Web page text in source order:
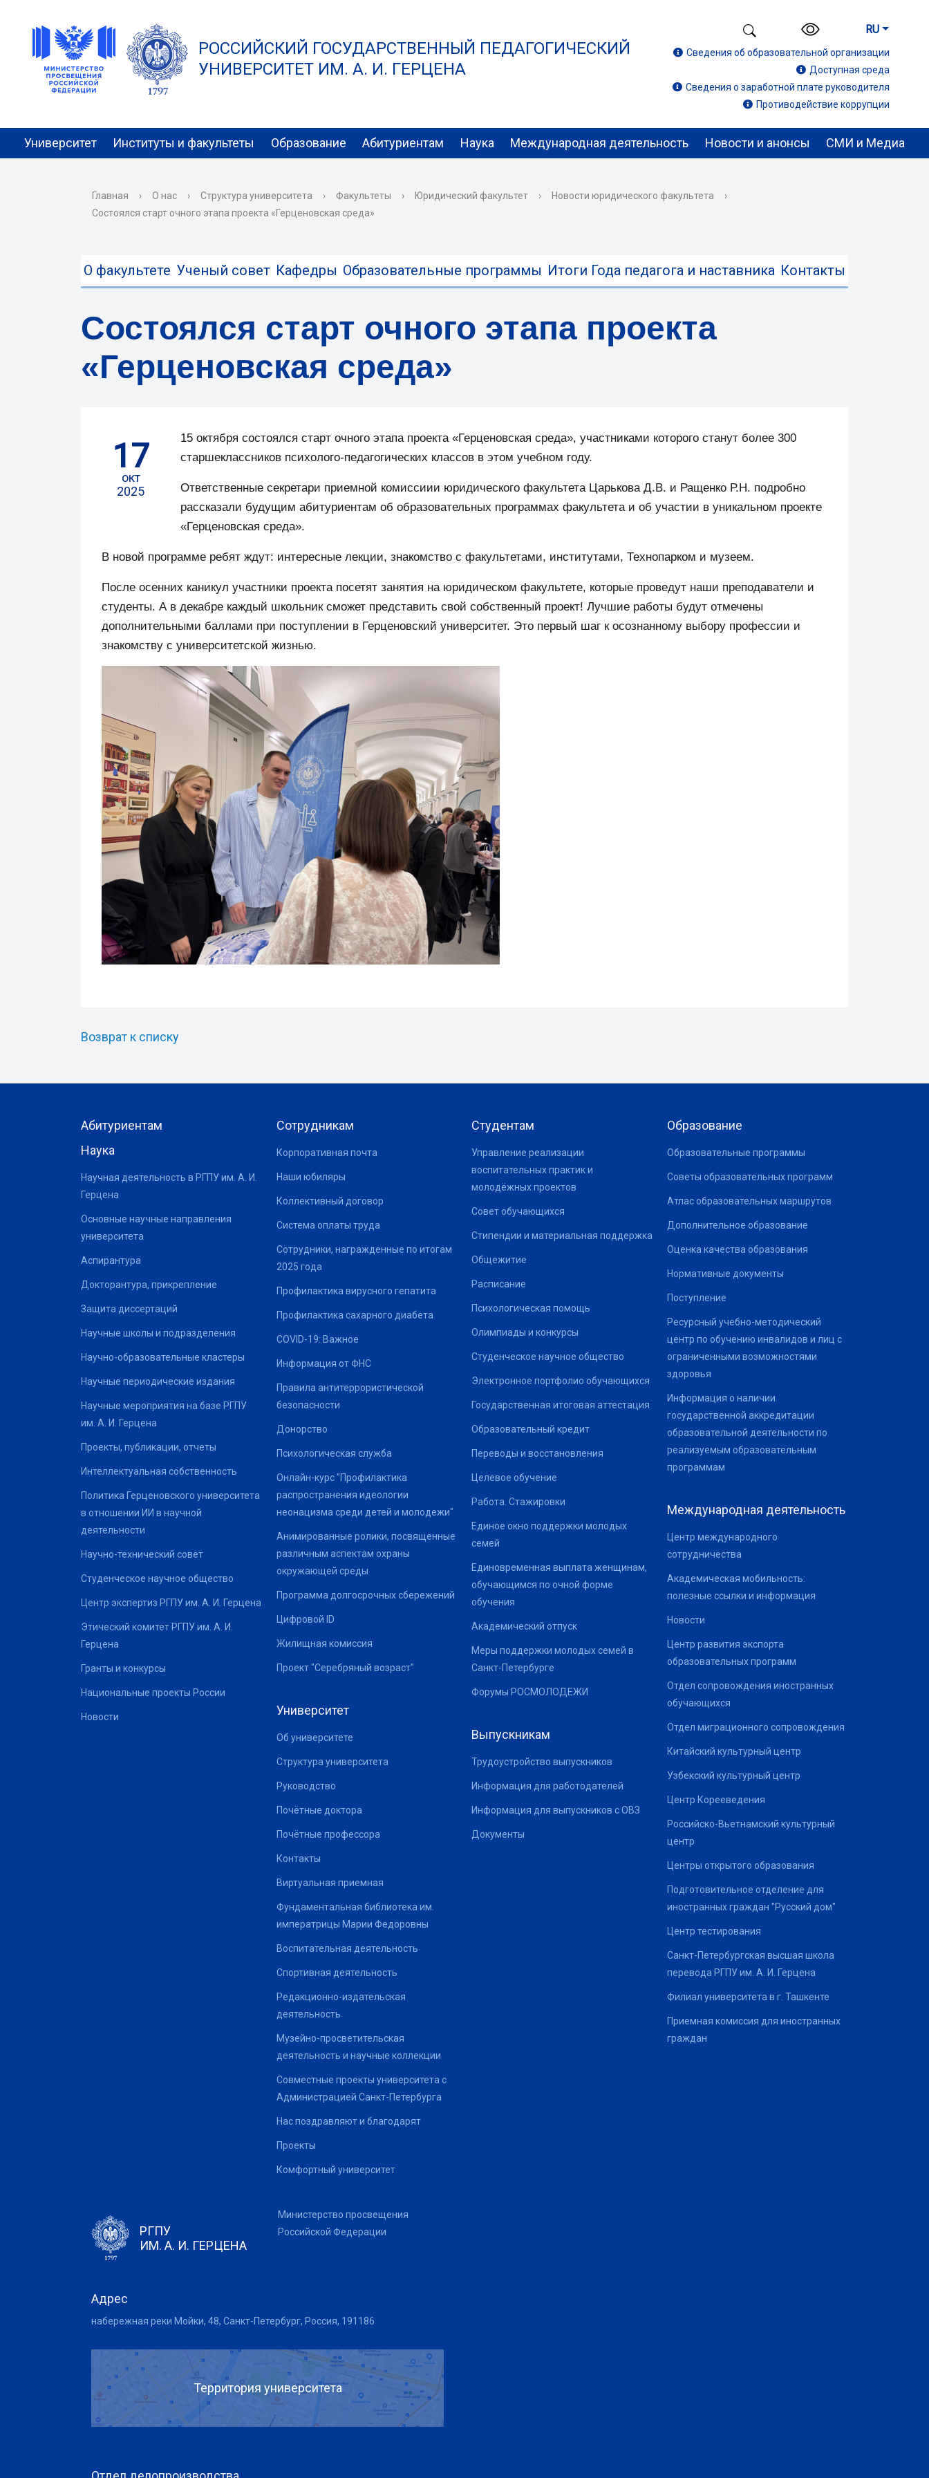
РОССИЙСКИЙ ГОСУДАРСТВЕННЫЙ ПЕДАГОГИЧЕСКИЙ
УНИВЕРСИТЕТ ИМ. А. И. ГЕРЦЕНА
RU
Сведения об образовательной организации
Доступная среда
Сведения о заработной плате руководителя
Противодействие коррупции
Университет Институты и факультеты Образование Абитуриентам Наука Международная деятельность Новости и анонсы СМИ и Медиа
Главная › О нас › Структура университета › Факультеты › Юридический факультет › Новости юридического факультета
›
Cостоялся старт очного этапа проекта «Герценовская среда»
О факультете Ученый совет Кафедры Образовательные программы Итоги Года педагога и наставника Контакты
Cостоялся старт очного этапа проекта
«Герценовская среда»
17
окт
2025
15 октября состоялся старт очного этапа проекта «Герценовская среда», участниками которого станут более 300
старшеклассников психолого-педагогических классов в этом учебном году.
Ответственные секретари приемной комиссиии юридического факультета Царькова Д.В. и Ращенко Р.Н. подробно
рассказали будущим абитуриентам об образовательных программах факультета и об участии в уникальном проекте
«Герценовская среда».
В новой программе ребят ждут: интересные лекции, знакомство с факультетами, институтами, Технопарком и музеем.
После осенних каникул участники проекта посетят занятия на юридическом факультете, которые проведут наши преподаватели и
студенты. А в декабре каждый школьник сможет представить свой собственный проект! Лучшие работы будут отмечены
дополнительными баллами при поступлении в Герценовский университет. Это первый шаг к осознанному выбору профессии и
знакомству с университетской жизнью.
Возврат к списку
Абитуриентам
Наука
Научная деятельность в РГПУ им. А. И.
Герцена
Основные научные направления
университета
Аспирантура
Докторантура, прикрепление
Защита диссертаций
Научные школы и подразделения
Научно-образовательные кластеры
Научные периодические издания
Научные мероприятия на базе РГПУ
им. А. И. Герцена
Проекты, публикации, отчеты
Интеллектуальная собственность
Политика Герценовского университета
в отношении ИИ в научной
деятельности
Научно-технический совет
Студенческое научное общество
Центр экспертиз РГПУ им. А. И. Герцена
Этический комитет РГПУ им. А. И.
Герцена
Гранты и конкурсы
Национальные проекты России
Новости
Сотрудникам
Корпоративная почта
Наши юбиляры
Коллективный договор
Система оплаты труда
Сотрудники, награжденные по итогам
2025 года
Профилактика вирусного гепатита
Профилактика сахарного диабета
COVID-19: Важное
Информация от ФНС
Правила антитеррористической
безопасности
Донорство
Психологическая служба
Онлайн-курс "Профилактика
распространения идеологии
неонацизма среди детей и молодежи"
Анимированные ролики, посвященные
различным аспектам охраны
окружающей среды
Программа долгосрочных сбережений
Цифровой ID
Жилищная комиссия
Проект "Серебряный возраст"
Университет
Об университете
Структура университета
Руководство
Почётные доктора
Почётные профессора
Контакты
Виртуальная приемная
Фундаментальная библиотека им.
императрицы Марии Федоровны
Воспитательная деятельность
Спортивная деятельность
Редакционно-издательская
деятельность
Музейно-просветительская
деятельность и научные коллекции
Совместные проекты университета с
Администрацией Санкт-Петербурга
Нас поздравляют и благодарят
Проекты
Комфортный университет
Студентам
Управление реализации
воспитательных практик и
молодёжных проектов
Совет обучающихся
Стипендии и материальная поддержка
Общежитие
Расписание
Психологическая помощь
Олимпиады и конкурсы
Студенческое научное общество
Электронное портфолио обучающихся
Государственная итоговая аттестация
Образовательный кредит
Переводы и восстановления
Целевое обучение
Работа. Стажировки
Единое окно поддержки молодых
семей
Единовременная выплата женщинам,
обучающимся по очной форме
обучения
Академический отпуск
Меры поддержки молодых семей в
Санкт-Петербурге
Форумы РОСМОЛОДЕЖИ
Выпускникам
Трудоустройство выпускников
Информация для работодателей
Информация для выпускников с ОВЗ
Документы
Образование
Образовательные программы
Советы образовательных программ
Атлас образовательных маршрутов
Дополнительное образование
Оценка качества образования
Нормативные документы
Поступление
Ресурсный учебно-методический
центр по обучению инвалидов и лиц с
ограниченными возможностями
здоровья
Информация о наличии
государственной аккредитации
образовательной деятельности по
реализуемым образовательным
программам
Международная деятельность
Центр международного
сотрудничества
Академическая мобильность:
полезные ссылки и информация
Новости
Центр развития экспорта
образовательных программ
Отдел сопровождения иностранных
обучающихся
Отдел миграционного сопровождения
Китайский культурный центр
Узбекский культурный центр
Центр Корееведения
Российско-Вьетнамский культурный
центр
Центры открытого образования
Подготовительное отделение для
иностранных граждан "Русский дом"
Центр тестирования
Санкт-Петербургская высшая школа
перевода РГПУ им. А. И. Герцена
Филиал университета в г. Ташкенте
Приемная комиссия для иностранных
граждан
РГПУ
ИМ. А. И. ГЕРЦЕНА
Министерство просвещения
Российской Федерации
Адрес
набережная реки Мойки, 48, Санкт-Петербург, Россия, 191186
Территория университета